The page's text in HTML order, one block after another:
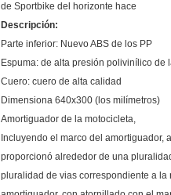
de Sportbike del horizonte hace
Descripción:
Parte inferior: Nuevo ABS de los PP
Espuma: de alta presión polivinílico de
Cuero: cuero de alta calidad
Dimensiona 640x300 (los milímetros)
Amortiguador de la motocicleta,
Incluyendo el marco del amortiguador,
proporcionó alrededor de una
pluralidad de vias correspondiente a la